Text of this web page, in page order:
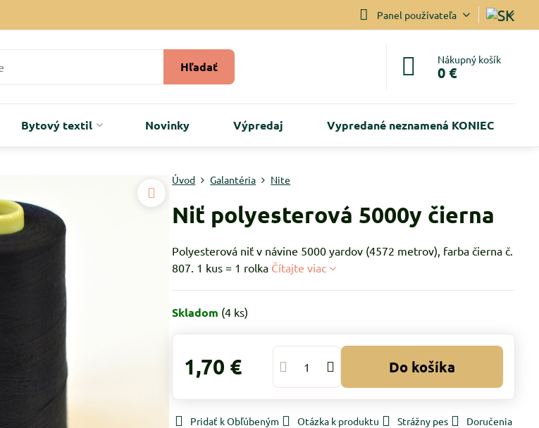
Panel používateľa
Hľadať Nákupný košík
0 €
Bytový textil Novinky Výpredaj Vypredané neznamená KONIEC
Úvod Galantéria Nite
Niť polyesterová 5000y čierna
Polyesterová niť v návine 5000 yardov (4572 metrov), farba čierna č.
807. 1 kus = 1 rolka Čítajte viac
Skladom (4 ks)
1,70 € Do košíka
Pridať k Obľúbeným Otázka k produktu Strážny pes Doručenia